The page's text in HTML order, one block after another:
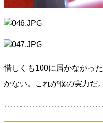
惜しくも100に届かなかっ
かない。これが僕の実力だ。